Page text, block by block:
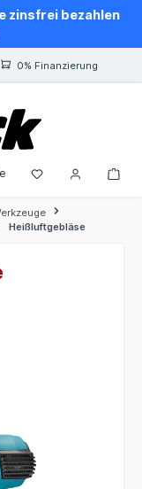
zinsfrei bezahlen
0% Finanzierung
Heißluftgebläse